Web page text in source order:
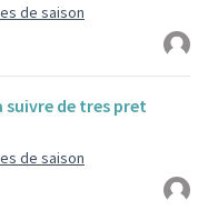
de saison
suivre de tres pret
de saison